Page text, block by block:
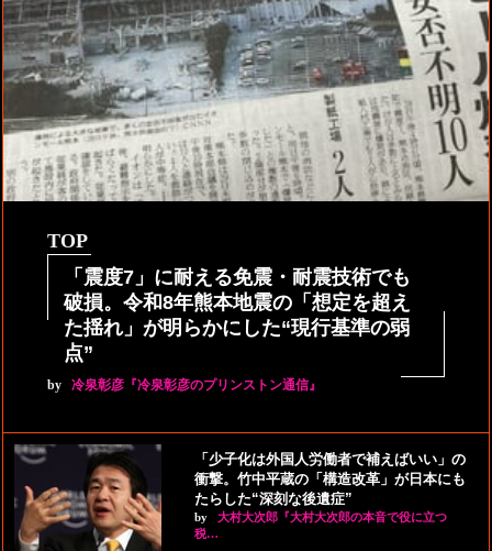
TOP
「震度7」に耐える免震・耐震技術でも
破損。令和8年熊本地震の「想定を超え
た揺れ」が明らかにした“現行基準の弱
点”
by 冷泉彰彦『冷泉彰彦のプリンストン通信』
「少子化は外国人労働者で補えばいい」の
衝撃。竹中平蔵の「構造改革」が日本にも
たらした“深刻な後遺症”
by
大村大次郎『大村大次郎の本音で役に立つ
税…